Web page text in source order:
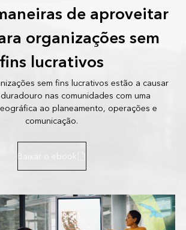
de aproveitar
organizações sem
fins lucrativos
sem fins lucrativos estão a causar
nas comunidades com uma
ao planeamento, operações e
comunicação.
Baixar o ebook